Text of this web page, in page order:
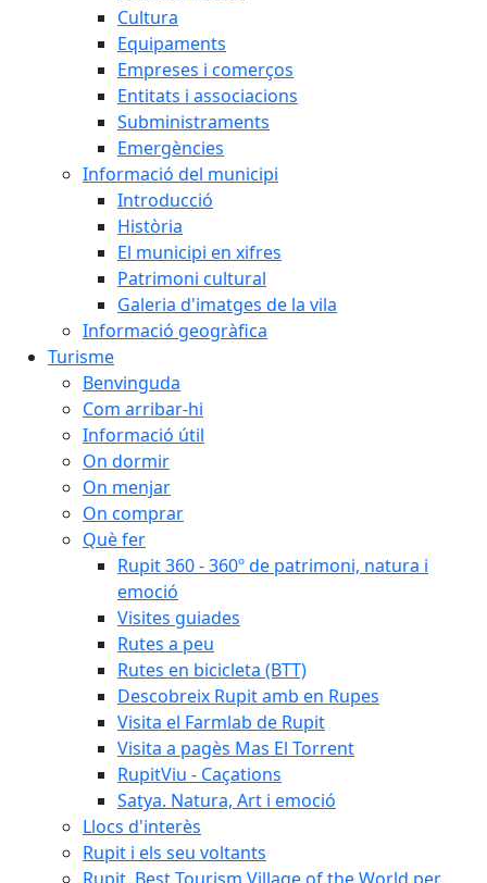
Cultura
Equipaments
Empreses i comerços
Entitats i associacions
Subministraments
Emergències
Informació del municipi
Introducció
Història
El municipi en xifres
Patrimoni cultural
Galeria d'imatges de la vila
Informació geogràfica
Turisme
Benvinguda
Com arribar-hi
Informació útil
On dormir
On menjar
On comprar
Què fer
Rupit 360 - 360º de patrimoni, natura i
emoció
Visites guiades
Rutes a peu
Rutes en bicicleta (BTT)
Descobreix Rupit amb en Rupes
Visita el Farmlab de Rupit
Visita a pagès Mas El Torrent
RupitViu - Caçations
Satya. Natura, Art i emoció
Llocs d'interès
Rupit i els seu voltants